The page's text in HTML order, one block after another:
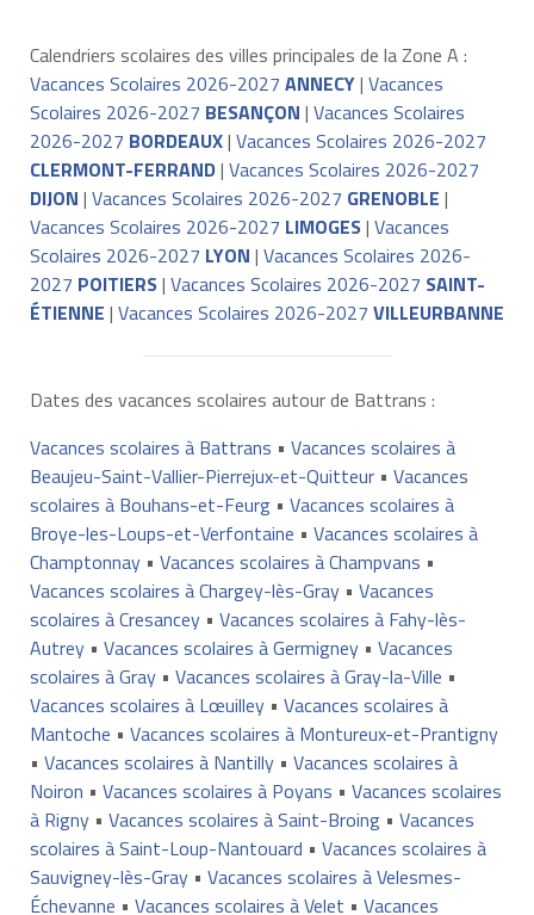
Calendriers scolaires des villes principales de la Zone A :
Vacances Scolaires 2026-2027 ANNECY| Vacances
Scolaires 2026-2027 BESANÇON | Vacances Scolaires
2026-2027 BORDEAUX| Vacances Scolaires 2026-2027
CLERMONT-FERRAND| Vacances Scolaires 2026-2027
DIJON | Vacances Scolaires 2026-2027 GRENOBLE |
Vacances Scolaires 2026-2027 LIMOGES| Vacances
Scolaires 2026-2027 LYON | Vacances Scolaires 2026-
2027 POITIERS| Vacances Scolaires 2026-2027 SAINT-
ÉTIENNE | Vacances Scolaires 2026-2027 VILLEURBANNE
Dates des vacances scolaires autour de Battrans :
Vacances scolaires à Battrans • Vacances scolaires à
Beaujeu-Saint-Vallier-Pierrejux-et-Quitteur• Vacances
scolaires à Bouhans-et-Feurg• Vacances scolaires à
Broye-les-Loups-et-Verfontaine • Vacances scolaires à
Champtonnay• Vacances scolaires à Champvans •
Vacances scolaires à Chargey-lès-Gray• Vacances
scolaires à Cresancey• Vacances scolaires à Fahy-lès-
Autrey• Vacances scolaires à Germigney• Vacances
scolaires à Gray• Vacances scolaires à Gray-la-Ville •
Vacances scolaires à Lœuilley• Vacances scolaires à
Mantoche • Vacances scolaires à Montureux-et-Prantigny
• Vacances scolaires à Nantilly• Vacances scolaires à
Noiron • Vacances scolaires à Poyans • Vacances scolaires
à Rigny• Vacances scolaires à Saint-Broing• Vacances
scolaires à Saint-Loup-Nantouard • Vacances scolaires à
Sauvigney-lès-Gray• Vacances scolaires à Velesmes-
Échevanne • Vacances scolaires à Velet • Vacances